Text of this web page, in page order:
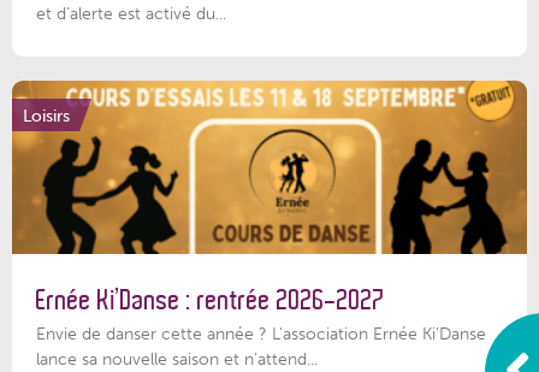
et d’alerte est activé du...
Loisirs
Ernée Ki’Danse : rentrée 2026-2027
Envie de danser cette année ? L'association Ernée Ki'Danse
lance sa nouvelle saison et n'attend...